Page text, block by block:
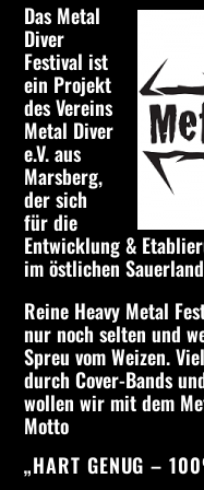
Das Metal
Diver
Festival ist
ein Projekt
des Vereins
Metal Diver
e.V. aus
Marsberg,
der sich
für die
Entwicklung &
im östlichen
Reine Heavy Metal
nur noch selten und
Spreu vom Weizen.
durch Cover-Bands
wollen wir mit dem
Motto
„HART GENUG –